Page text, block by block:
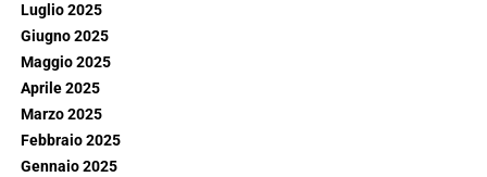
Luglio 2025
Giugno 2025
Maggio 2025
Aprile 2025
Marzo 2025
Febbraio 2025
Gennaio 2025